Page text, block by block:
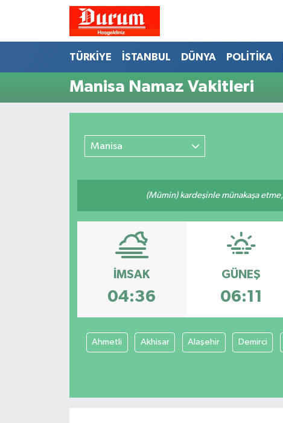
TÜRKİYE İSTANBUL DÜNYA POLİTİKA
Manisa Namaz Vakitleri
Manisa
(Mümin) kardeşinle münakaşa
İMSAK
04:36
GÜNEŞ
06:11
Ahmetli Akhisar Alaşehir Demirci
Trafik Durumu